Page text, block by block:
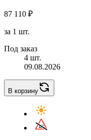
87 110 ₽
за 1 шт.
Под заказ
4 шт.
09.08.2026
В корзину